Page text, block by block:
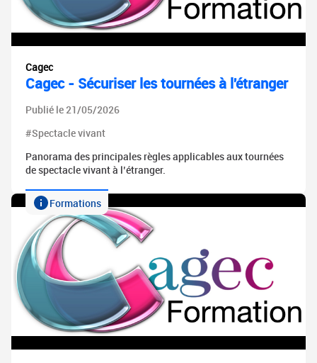
Cagec
Cagec - Sécuriser les tournées à l'étranger
Publié le 21/05/2026
#Spectacle vivant
Panorama des principales règles applicables aux tournées
de spectacle vivant à l’étranger.
Formations